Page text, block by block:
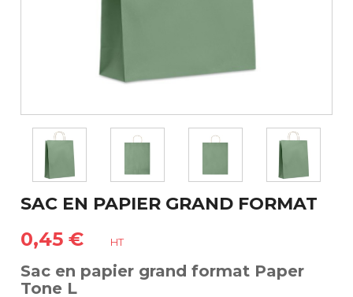
SAC EN PAPIER GRAND FORMAT
0,45 € HT
Sac en papier grand format Paper
Tone L